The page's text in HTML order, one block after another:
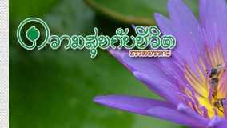
Skip to content